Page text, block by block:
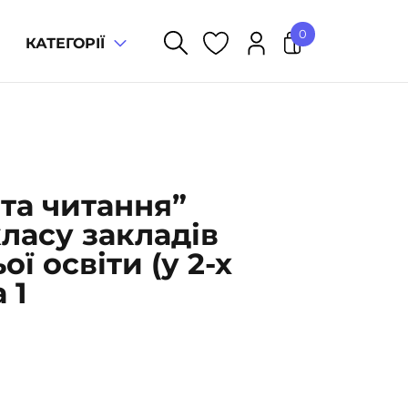
КАТЕГОРІЇ
0
У кошику немає товарів.
читання”
закладів
освіти (у 2-х
1